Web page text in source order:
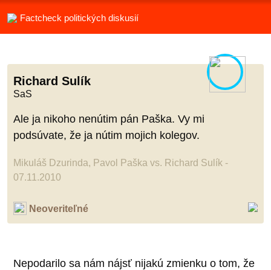
Factcheck politických diskusií
Richard Sulík
SaS
Ale ja nikoho nenútim pán Paška. Vy mi
podsúvate, že ja nútim mojich kolegov.
Mikuláš Dzurinda, Pavol Paška vs. Richard Sulík -
07.11.2010
Neoveriteľné
Nepodarilo sa nám nájsť nijakú zmienku o tom, že